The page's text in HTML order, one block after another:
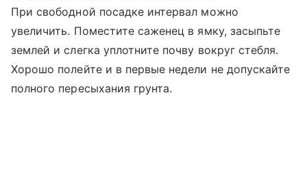
При свободной посадке интервал можно
увеличить. Поместите саженец в ямку, засыпьте
землей и слегка уплотните почву вокруг стебля.
Хорошо полейте и в первые недели не допускайте
полного пересыхания грунта.